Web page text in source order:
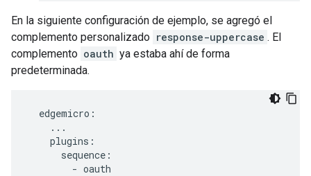
En la siguiente configuración de ejemplo, se agregó el
complemento personalizado response-uppercase . El
complemento oauth ya estaba ahí de forma
predeterminada.
  edgemicro:
    ...
    plugins:
      sequence:
        - oauth